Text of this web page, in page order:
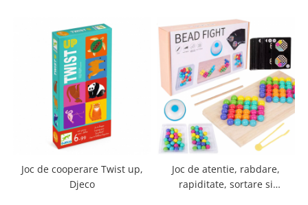
Joc de cooperare Twist up,
Djeco
Joc de atentie, rabdare,
rapiditate, sortare si